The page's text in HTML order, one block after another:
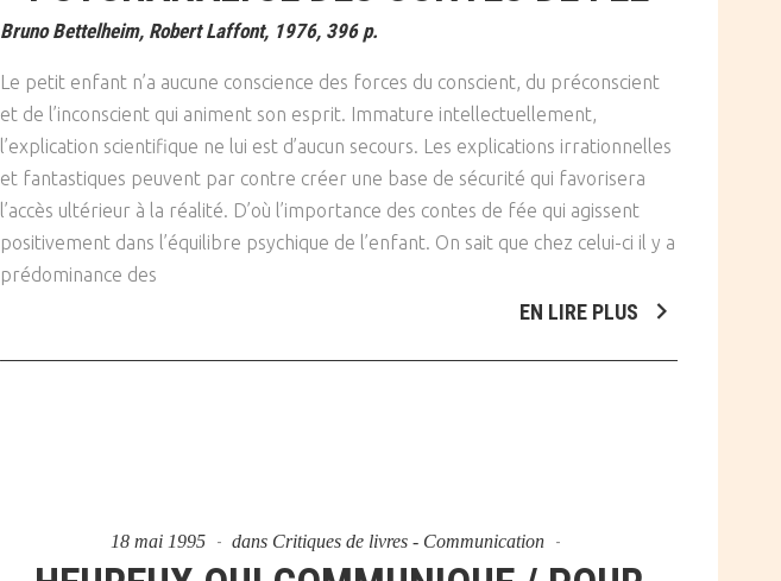
Bruno Bettelheim, Robert Laffont, 1976, 396 p.
Le petit enfant n’a aucune conscience des forces du conscient, du préconscient
et de l’inconscient qui animent son esprit. Immature intellectuellement,
l’explication scientifique ne lui est d’aucun secours. Les explications irrationnelles
et fantastiques peuvent par contre créer une base de sécurité qui favorisera
l’accès ultérieur à la réalité. D’où l’importance des contes de fée qui agissent
positivement dans l’équilibre psychique de l’enfant. On sait que chez celui-ci il y a
prédominance des
EN LIRE PLUS
18 mai 1995 dans Critiques de livres - Communication